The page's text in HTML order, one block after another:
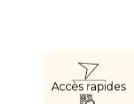
Accès rapides